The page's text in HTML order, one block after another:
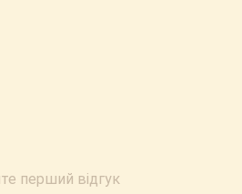
перший відгук